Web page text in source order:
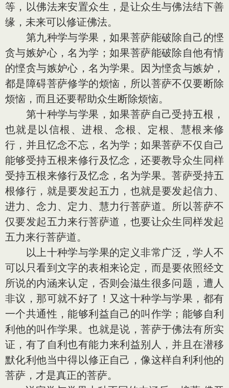
等，以佛法来安置众生，是让众生与佛法结下善
缘，未来可以修证佛法。
第九种学与学果，如果菩萨能破除自己的悭
贪与嫉妒心，名为学；如果菩萨能破除自他有情
的悭贪与嫉妒心，名为学果。因为悭贪与嫉妒，
都是障碍菩萨修学的烦恼，所以菩萨不仅要断除
烦恼，而且还要帮助众生断除烦恼。
第十种学与学果，如果菩萨自己受持五根，
也就是以信根、进根、念根、定根、慧根来修
行，并且忆念不忘，名为学；如果菩萨不仅自己
能够受持五根来修行及忆念，还要教导众生同样
受持五根来修行及忆念，名为学果。菩萨受持五
根修行，就是要发起五力，也就是要发起信力、
进力、念力、定力、慧力行菩萨道。所以菩萨不
仅要发起五力来行菩萨道，也要让众生同样发起
五力来行菩萨道。
以上十种学与学果的定义非常广泛，学人不
可以只看到文字的表相来论定，而是要依照经文
所说的内涵来认定，否则会滋生很多问题，遭人
非议，那可就不好了！又这十种学与学果，都有
一个共通性，能够利益自己的叫作学；能够自利
利他的叫作学果。也就是说，菩萨于佛法有所实
证，有了自利也有能力来利益别人，并且在潜移
默化利他当中得以修正自己，像这样自利利他的
菩萨，才是真正的菩萨。